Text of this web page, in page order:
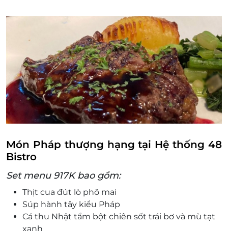
Không áp dụng đồng thời cùng lúc với các
chương trình khuyến mại khác.
Giá đã bao gồm thuế. Khách hàng có nhu cầu
xuất hóa đơn vui lòng liên hệ nhà hàng.
Món Pháp thượng hạng tại Hệ thống 48
Bistro
Set menu 917K bao gồm:
Thịt cua đút lò phô mai
Súp hành tây kiểu Pháp
Cá thu Nhật tẩm bột chiên sốt trái bơ và mù tạt
xanh